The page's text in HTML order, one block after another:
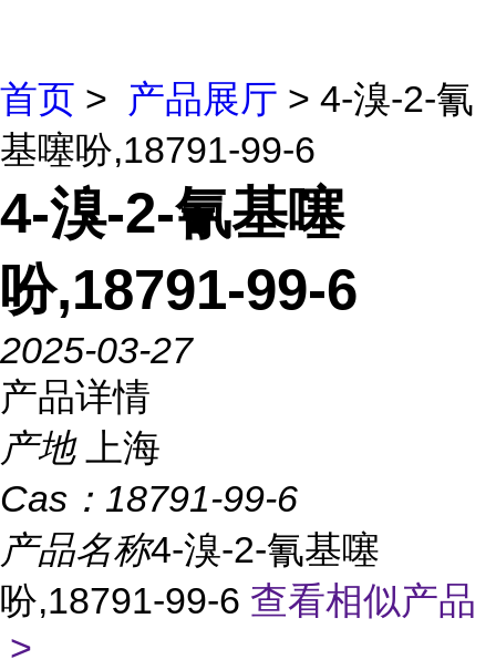
首页 > 产品展厅 > 4-溴-2-氰
基噻吩,18791-99-6
4-溴-2-氰基噻
吩,18791-99-6
2025-03-27
产品详情
产地
上海
Cas： 18791-99-6
产品名称4-溴-2-氰基噻
吩,18791-99-6 查看相似产品
>